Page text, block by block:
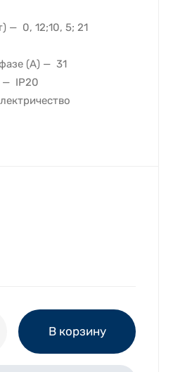
0, 12;10, 5; 21
(A)
31
IP20
В корзину